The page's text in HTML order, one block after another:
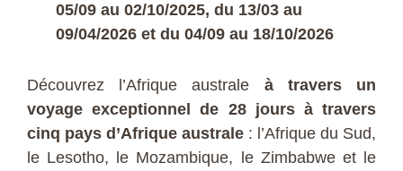
05/09 au 02/10/2025, du 13/03 au
09/04/2026 et du 04/09 au 18/10/2026
Découvrez l’Afrique australe à travers un
voyage exceptionnel de 28 jours à travers
cinq pays d’Afrique australe : l’Afrique du Sud,
le Lesotho, le Mozambique, le Zimbabwe et le